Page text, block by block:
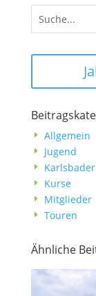
E Allgemein
E Jugend
E
E Kurse
E Mitglieder
E Touren
Ähnliche